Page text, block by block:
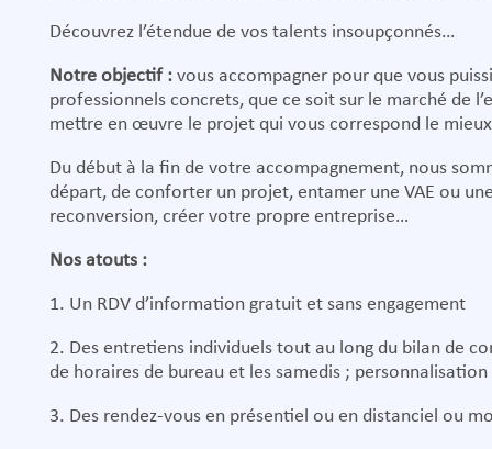
Découvrez l’étendue de vos talents insoupçonnés…
Notre objectif :vous accompagner pour que vous
professionnels concrets, que ce soit sur le marché de
mettre en œuvre le projet qui vous correspond le
Du début à la fin de votre accompagnement, nous
départ, de conforter un projet, entamer une VAE ou
reconversion, créer votre propre entreprise…
Nos atouts :
1. Un RDV d’information gratuit et sans engagement
2. Des entretiens individuels tout au long du bilan de
de horaires de bureau et les samedis ; personnalisation
3. Des rendez-vous en présentiel ou en distanciel ou